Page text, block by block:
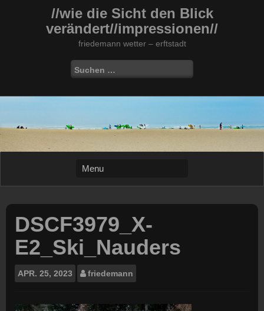
//wie die Sicht den Blick
verändert//impressionen//
friedemann wetter – erftstadt
Suchen
nach:
DSCF3979_X-
E2_Ski_Nauders
APR. 25, 2023 friedemann